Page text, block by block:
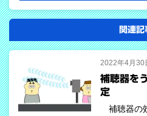
関連記
2022年4月30
補聴器を
定
補聴器の